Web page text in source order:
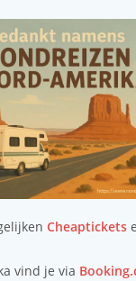
Cheaptickets
vind je via